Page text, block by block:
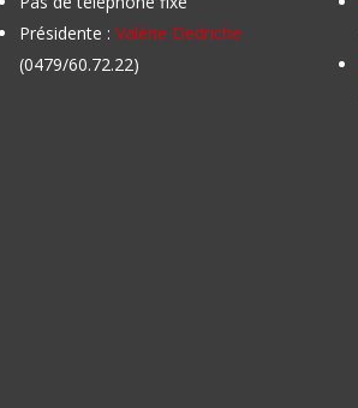
Présidente : Valérie Dedriche
(0479/60.72.22)